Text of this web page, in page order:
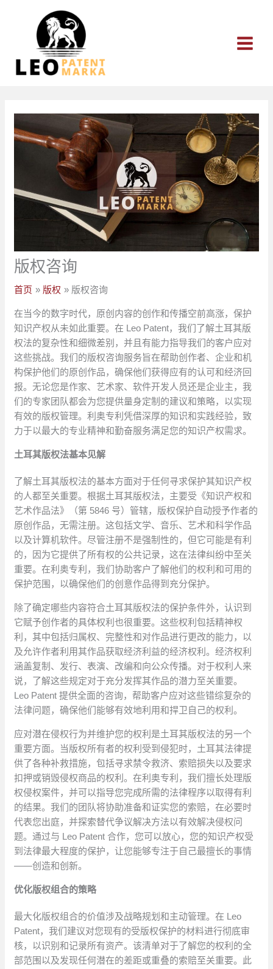
版权咨询
首页 版权 版权咨询
在当今的数字时代，原创内容的创作和传播空前高涨，保护
知识产权从未如此重要。在 Leo Patent，我们了解土耳其版
权法的复杂性和细微差别，并且有能力指导我们的客户应对
这些挑战。我们的版权咨询服务旨在帮助创作者、企业和机
构保护他们的原创作品，确保他们获得应有的认可和经济回
报。无论您是作家、艺术家、软件开发人员还是企业主，我
们的专家团队都会为您提供量身定制的建议和策略，以实现
有效的版权管理。利奥专利凭借深厚的知识和实践经验，致
力于以最大的专业精神和勤奋服务满足您的知识产权需求。
土耳其版权法基本见解
了解土耳其版权法的基本方面对于任何寻求保护其知识产权
的人都至关重要。根据土耳其版权法，主要受《知识产权和
艺术作品法》（第 5846 号）管辖，版权保护自动授予作者的
原创作品，无需注册。这包括文学、音乐、艺术和科学作品
以及计算机软件。尽管注册不是强制性的，但它可能是有利
的，因为它提供了所有权的公共记录，这在法律纠纷中至关
重要。在利奥专利，我们协助客户了解他们的权利和可用的
保护范围，以确保他们的创意作品得到充分保护。
除了确定哪些内容符合土耳其版权法的保护条件外，认识到
它赋予创作者的具体权利也很重要。这些权利包括精神权
利，其中包括归属权、完整性和对作品进行更改的能力，以
及允许作者利用其作品获取经济利益的经济权利。经济权利
涵盖复制、发行、表演、改编和向公众传播。对于权利人来
说，了解这些规定对于充分发挥其作品的潜力至关重要。
Leo Patent 提供全面的咨询，帮助客户应对这些错综复杂的
法律问题，确保他们能够有效地利用和捍卫自己的权利。
应对潜在侵权行为并维护您的权利是土耳其版权法的另一个
重要方面。当版权所有者的权利受到侵犯时，土耳其法律提
供了各种补救措施，包括寻求禁令救济、索赔损失以及要求
扣押或销毁侵权商品的权利。在利奥专利，我们擅长处理版
权侵权案件，并可以指导您完成所需的法律程序以取得有利
的结果。我们的团队将协助准备和证实您的索赔，在必要时
代表您出庭，并探索替代争议解决方法以有效解决侵权问
题。通过与 Leo Patent 合作，您可以放心，您的知识产权受
到法律最大程度的保护，让您能够专注于自己最擅长的事情
——创造和创新。
优化版权组合的策略
最大化版权组合的价值涉及战略规划和主动管理。在 Leo
Patent，我们建议对您现有的受版权保护的材料进行彻底审
核，以识别和记录所有资产。该清单对于了解您的权利的全
部范围以及发现任何潜在的差距或重叠的索赔至关重要。此